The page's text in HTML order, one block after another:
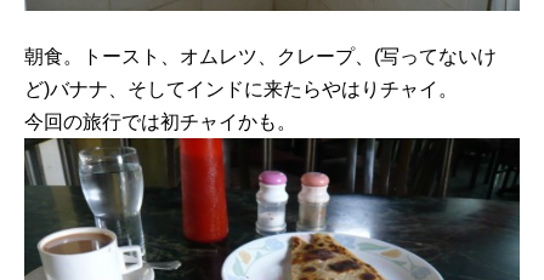
朝食。トースト、オムレツ、クレープ、(写ってないけ
ど)バナナ、そしてインドに来たらやはりチャイ。
今回の旅行では初チャイかも。